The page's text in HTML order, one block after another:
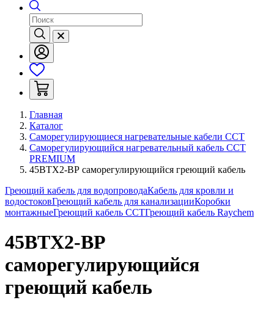
Главная
Каталог
Саморегулирующиеся нагревательные кабели ССТ
Саморегулирующийся нагревательный кабель ССТ
PREMIUM
45ВТХ2-ВР саморегулирующийся греющий кабель
Греющий кабель для водопроводаКабель для кровли и
водостоковГреющий кабель для канализацииКоробки
монтажныеГреющий кабель ССТГреющий кабель Raychem
45ВТХ2-ВР
саморегулирующийся
греющий кабель